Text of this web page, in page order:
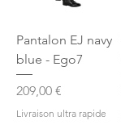
Pantalon EJ navy
blue - Ego7
Prix
209,00 €
Livraison ultra rapide